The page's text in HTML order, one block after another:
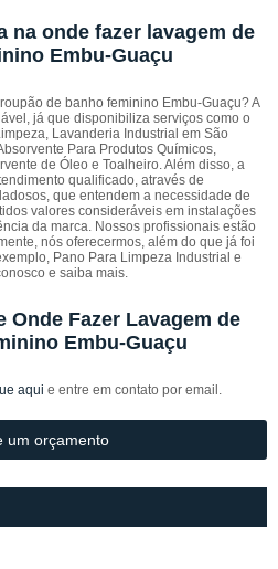
na onde fazer lavagem de
Embu-Guaçu
de banho feminino Embu-Guaçu? A
já que disponibiliza serviços como o
Lavanderia Industrial em São
Para Produtos Químicos,
de Óleo e Toalheiro. Além disso, a
qualificado, através de
que entendem a necessidade de
valores consideráveis em instalações
da marca. Nossos profissionais estão
nós oferecermos, além do que já foi
Pano Para Limpeza Industrial e
e saiba mais.
Onde Fazer Lavagem de
Embu-Guaçu
aqui e entre em contato por email.
um orçamento